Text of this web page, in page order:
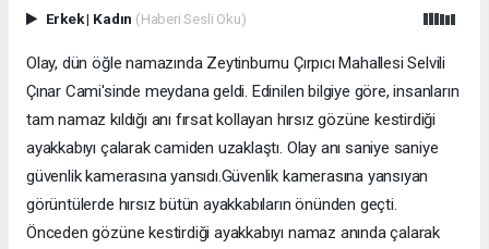
Erkek| Kadın (Haberi Sesli Oku)
Olay, dün öğle namazında Zeytinburnu Çırpıcı Mahallesi Selvili
Çınar Cami'sinde meydana geldi. Edinilen bilgiye göre, insanların
tam namaz kıldığı anı fırsat kollayan hırsız gözüne kestirdiği
ayakkabıyı çalarak camiden uzaklaştı. Olay anı saniye saniye
güvenlik kamerasına yansıdı.Güvenlik kamerasına yansıyan
görüntülerde hırsız bütün ayakkabıların önünden geçti.
Önceden gözüne kestirdiği ayakkabıyı namaz anında çalarak